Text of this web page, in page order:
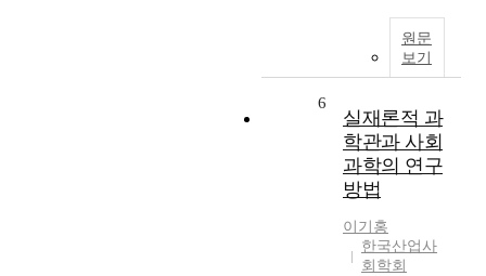
원문
보기
6
실재론적 과
학관과 사회
과학의 연구
방법
이기홍
한국산업사
회학회